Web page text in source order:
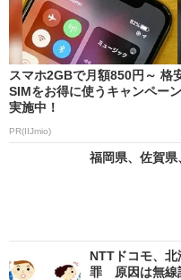
スマホ2GBで月額850円～ 格
SIMをお得に使うキャンペーン
実施中！
PR(IIJmio)
福岡県、佐賀
NTTドコモ、
罪 原因は無線